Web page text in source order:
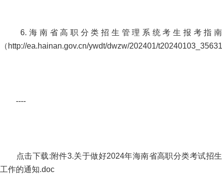
6.海南省高职分类招生管理系统考生报考指南
（http://ea.hainan.gov.cn/ywdt/dwzw/202401/
----
点击下载:附件3.关于做好2024年海南省高职分类考试招生
工作的通知.doc